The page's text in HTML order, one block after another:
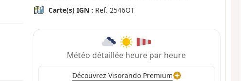
Carte(s) IGN : Ref. 2546OT
Météo détaillée heure par heure
Découvrez Visorando Premium